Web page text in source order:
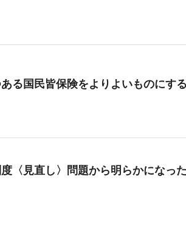
ある国民皆保険をよりよいものにす
度〈見直し〉問題から明らかになっ